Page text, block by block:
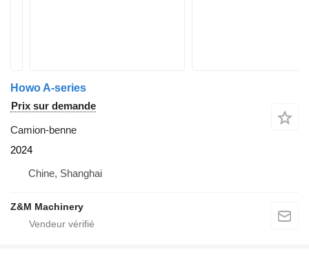
Howo A-series
Prix sur demande
Camion-benne
2024
Chine, Shanghai
Z&M Machinery